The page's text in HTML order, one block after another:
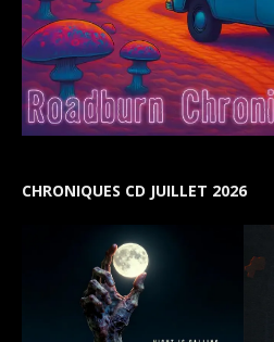
CHRONIQUES CD JUILLET 2026